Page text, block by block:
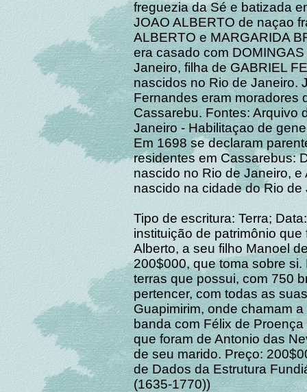
freguezia da Sé e batizada
JOAO ALBERTO de naçao
ALBERTO e MARGARIDA
era casado com
Janeiro, filha de GABRIEL
nascidos no Rio de Janeiro.
Fernandes eram moradores
Cassarebu. Fontes: Arquivo
Janeiro - Habilitaçao de
Em 1698 se declaram
residentes em Cassarebus:
nascido no Rio de Janeiro,
nascido na cidade do Rio de
Tipo de escritura: Terra;
instituição de patrimônio
Alberto, a seu filho Manoel
200$000, que toma sobre
terras que possui, com 750
pertencer, com todas as
Guapimirim, onde chamam
banda com Félix de
que foram de Antonio das
de seu marido. Preço:
de Dados da Estrutura
(1635-1770))